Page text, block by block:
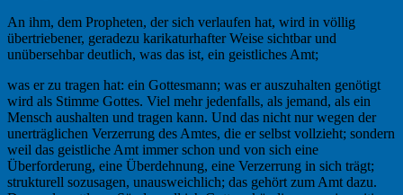
An ihm, dem Propheten, der sich verlaufen hat, wird in völlig
übertriebener, geradezu karikaturhafter Weise sichtbar und
unübersehbar deutlich, was das ist, ein geistliches Amt;
was er zu tragen hat: ein Gottesmann; was er auszuhalten genötigt
wird als Stimme Gottes. Viel mehr jedenfalls, als jemand, als ein
Mensch aushalten und tragen kann. Und das nicht nur wegen der
unerträglichen Verzerrung des Amtes, die er selbst vollzieht; sondern
weil das geistliche Amt immer schon und von sich eine
Überforderung, eine Überdehnung, eine Verzerrung in sich trägt;
strukturell sozusagen, unausweichlich; das gehört zum Amt dazu.